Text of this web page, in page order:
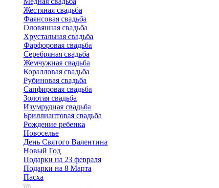
Жестяная свадьба
Фаянсовая свадьба
Оловянная свадьба
Хрустальная свадьба
Фарфоровая свадьба
Серебряная свадьба
Жемчужная свадьба
Коралловая свадьба
Рубиновая свадьба
Сапфировая свадьба
Золотая свадьба
Изумрудная свадьба
Бриллиантовая свадьба
Рождение ребенка
Новоселье
День Святого Валентина
Новый Год
Подарки на 23 февраля
Подарки на 8 Марта
Пасха